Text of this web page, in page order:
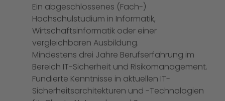
Ein abgeschlossenes (Fach-)
Hochschulstudium in Informatik,
Wirtschaftsinformatik oder einer
vergleichbaren Ausbildung.
Mindestens drei Jahre Berufserfahrung im
Bereich IT-Sicherheit und Risikomanagement.
Fundierte Kenntnisse in aktuellen IT-
Sicherheitsarchitekturen und -Technologien